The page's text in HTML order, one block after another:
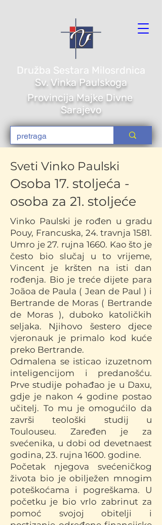
Družba Sestara Milosrdnica
Sv. Vinka Paulskoga
Provincija Majke Divne
Sarajevo
Sveti Vinko Paulski
Osoba 17. stoljeća -
osoba za 21. stoljeće
Vinko Paulski je rođen u gradu
Pouy, Francuska, 24. travnja 1581.
Umro je 27. rujna 1660. Kao što je
često bio slučaj u to vrijeme,
Vincent je kršten na isti dan
rođenja. Bio je treće dijete para
Joãoa de Paula ( Jean de Paul ) i
Bertrande de Moras ( Bertrande
de Moras ), duboko katoličkih
seljaka. Njihovo šestero djece
vjeronauk je primalo kod kuće
preko Bertrande.
Odmalena se isticao izuzetnom
inteligencijom i predanošću.
Prve studije pohađao je u Daxu,
gdje je nakon 4 godine postao
učitelj. To mu je omogućilo da
završi teološki studij u
Toulouseu. Zaređen je za
svećenika, u dobi od devetnaest
godina, 23. rujna 1600. godine.
Početak njegova svećeničkog
života bio je obilježen mnogim
poteškoćama i pogreškama. U
početku je bio vrlo zabrinut za
pomoć svojoj obitelji i